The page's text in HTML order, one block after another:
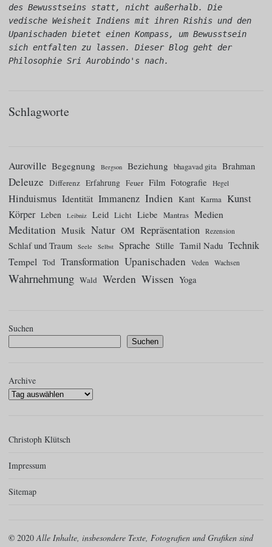
des Bewusstseins statt, nicht außerhalb. Die
vedische Weisheit Indiens mit ihren Rishis und den
Upanischaden bietet einen Kompass, um Bewusstsein
sich entfalten zu lassen. Dieser Blog geht der
Philosophie Sri Aurobindo's nach.
Schlagworte
Auroville Begegnung Bergson Beziehung bhagavad gita Brahman
Deleuze Differenz Erfahrung Feuer Film Fotografie Hegel
Hinduismus Identität Immanenz Indien Kant Karma Kunst
Körper Leben Leibniz Leid Licht Liebe Mantras Medien
Meditation Musik Natur OM Repräsentation Rezension
Schlaf und Traum Seele Selbst Sprache Stille Tamil Nadu Technik
Tempel Tod Transformation Upanischaden Veden Wachsen
Wahrnehmung Wald Werden Wissen Yoga
Suchen
Suchen
Archive
Christoph Klütsch
Impressum
Sitemap
© 2020Alle Inhalte, insbesondere Texte, Fotografien und Grafiken sind